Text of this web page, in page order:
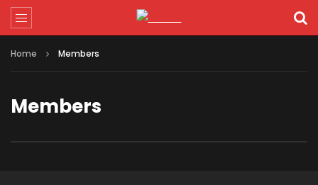
Home Members
Members